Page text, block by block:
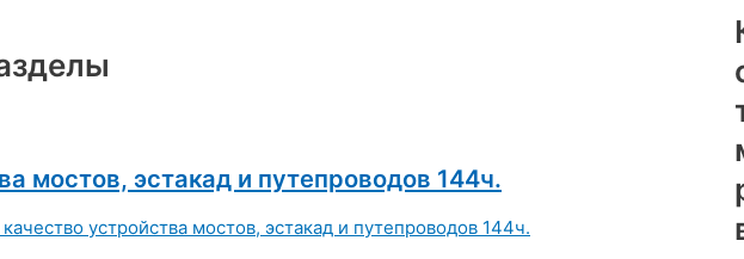
мостов, эстакад и путепроводов 144ч.